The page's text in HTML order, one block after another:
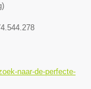
)
naar-de-perfecte-